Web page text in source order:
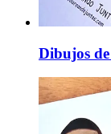
Dibujos